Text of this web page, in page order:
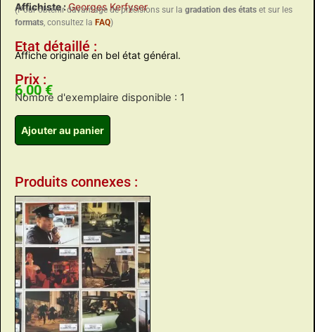
Affichiste :Georges Kerfyser
(Pour obtenir davantage de précisions sur la gradation des états et sur les
formats, consultez la FAQ)
Etat détaillé :
Affiche originale en bel état général.
Prix :
6,00€
Nombre d'exemplaire disponible : 1
Ajouter au panier
Produits connexes :